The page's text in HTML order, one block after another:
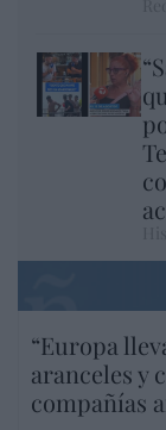
“Europa
aranceles y
compañías